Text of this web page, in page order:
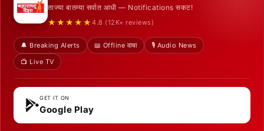
ताज्या बातम्या सर्वात आधी — Notifications सकट!
★★★★★ 4.8 (12K+ reviews)
🔔 Breaking Alerts 📖 Offline वाचा
🎙️ Audio News
📺 Live TV
GET IT ON
Google Play